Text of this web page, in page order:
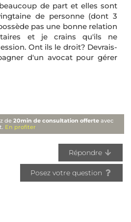
de part et elles sont
de personne (dont 3
pas une bonne relation
et je crains qu'ils ne
Ont ils le droit? Devrais-
d'un avocat pour gérer
de20min de consultation offerte avec
En profiter
Répondre
Posez votre question